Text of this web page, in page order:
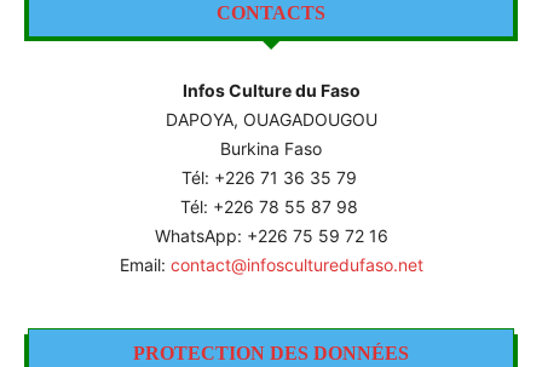
CONTACTS
Infos Culture du Faso
DAPOYA, OUAGADOUGOU
Burkina Faso
Tél: +226 71 36 35 79
Tél: +226 78 55 87 98
WhatsApp: +226 75 59 72 16
Email: contact@infosculturedufaso.net
PROTECTION DES DONNÉES